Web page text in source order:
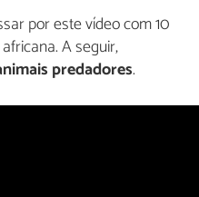
por este vídeo com 10
A seguir,
predadores.